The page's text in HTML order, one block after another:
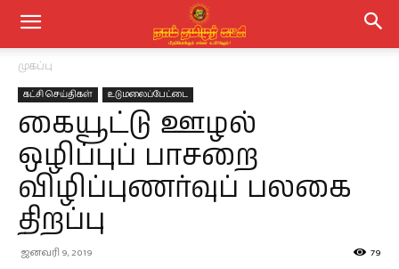
முகப்பு
கட்சி செய்திகள் உடுமலைப்பேட்டை
கையூட்டு ஊழல்
ஒழிப்புப் பாசறை
விழிப்புணர்வுப் பலகை
திறப்பு
ஜனவரி 9, 2019 79